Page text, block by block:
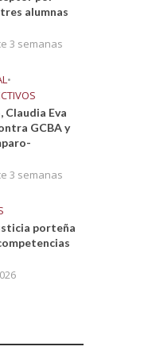
alumnas
3 semanas
•
Claudia Eva
GCBA y
3 semanas
porteña